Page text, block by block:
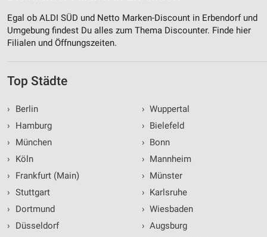
Egal ob ALDI SÜD und Netto Marken-Discount in Erbendorf und
Umgebung findest Du alles zum Thema Discounter. Finde hier
Filialen und Öffnungszeiten.
Top Städte
›
Berlin
›
Hamburg
›
München
›
Köln
›
Frankfurt (Main)
› Stuttgart
›
Dortmund
›
Düsseldorf
› Wuppertal
› Bielefeld
› Bonn
› Mannheim
› Münster
› Karlsruhe
› Wiesbaden
› Augsburg